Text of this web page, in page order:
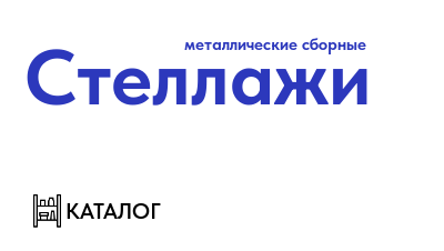
Стеллажи
металлические сборные
КАТАЛОГ
Стеллажи
КАТАЛОГ